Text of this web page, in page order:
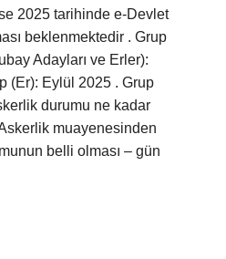
2025 tarihinde e-Devlet
beklenmektedir . Grup
Adayları ve Erler):
(Er): Eylül 2025 . Grup
durumu ne kadar
muayenesinden
belli olması – gün